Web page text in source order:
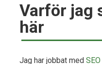
Varför jag
här
Jag har jobbat med SEO